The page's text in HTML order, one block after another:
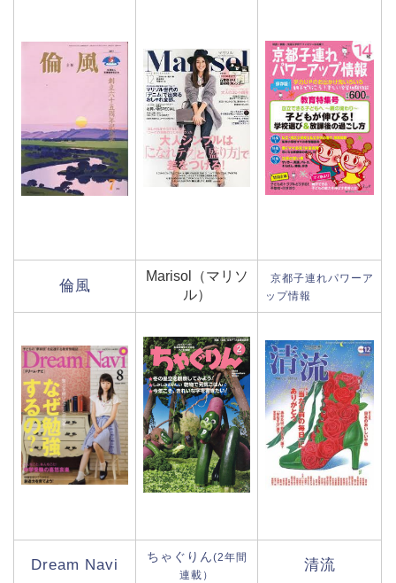
倫風
Marisol（マリソ
ル）
京都子連れパワーア
ップ情報
Dream Navi ちゃぐりん(2年間
連載）
清流